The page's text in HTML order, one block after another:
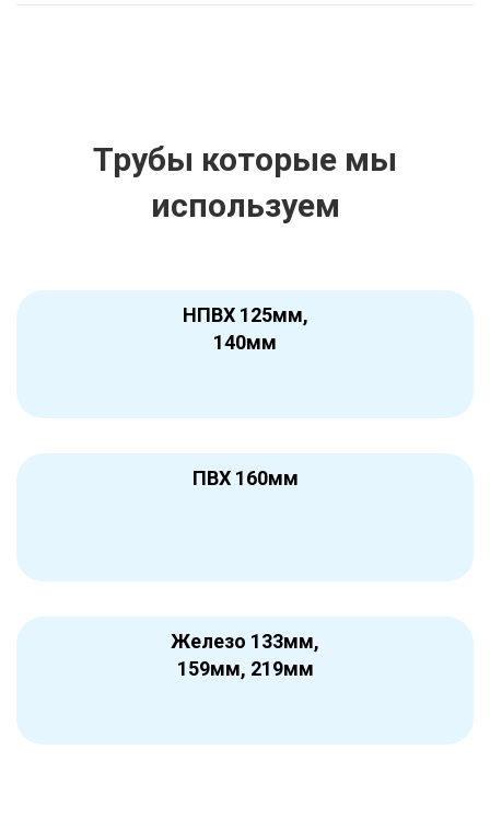
Трубы которые мы
используем
НПВХ 125мм,
140мм
ПВХ 160мм
Железо 133мм,
159мм, 219мм